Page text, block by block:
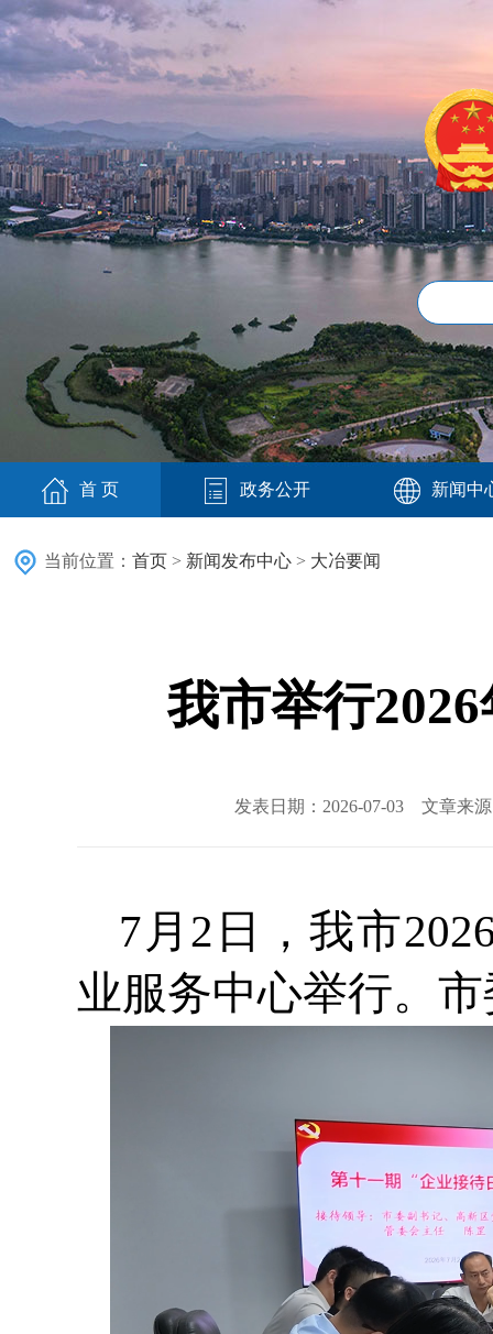
首 页 政务公开 新闻中
当前位置： 首页 > 新闻发布中心 > 大冶要闻
我市举行
发表日期：2026-07-03 文章来
7月2日，我市
业服务中心举行。